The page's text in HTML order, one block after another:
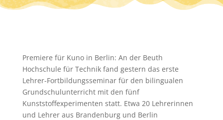
Premiere für Kuno in Berlin: An der Beuth
Hochschule für Technik fand gestern das erste
Lehrer-Fortbildungsseminar für den bilingualen
Grundschulunterricht mit den fünf
Kunststoffexperimenten statt. Etwa 20 Lehrerinnen
und Lehrer aus Brandenburg und Berlin